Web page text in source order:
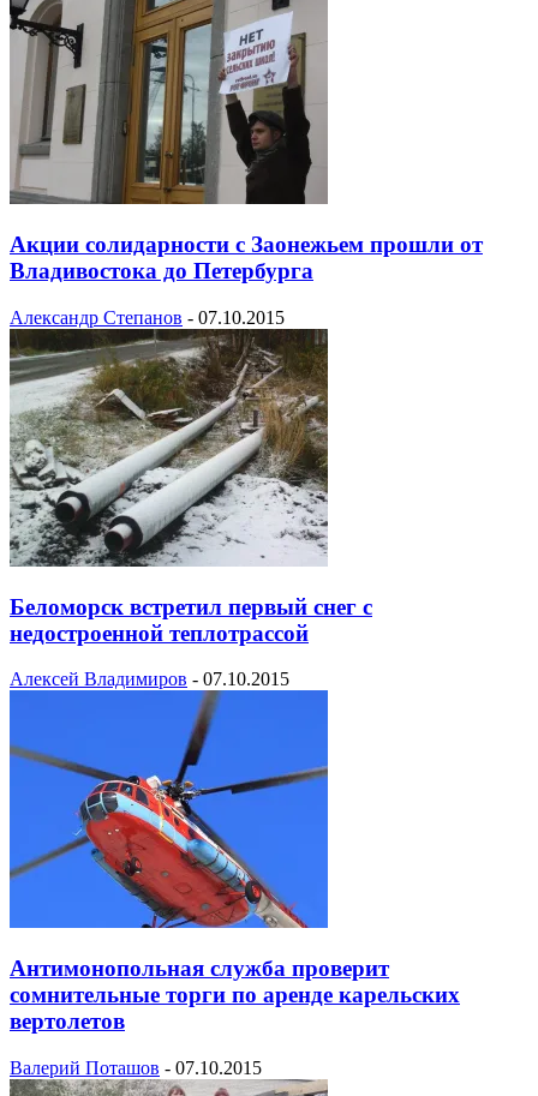
Акции солидарности с Заонежьем прошли от
Владивостока до Петербурга
Александр Степанов - 07.10.2015
Беломорск встретил первый снег с
недостроенной теплотрассой
Алексей Владимиров - 07.10.2015
Антимонопольная служба проверит
сомнительные торги по аренде карельских
вертолетов
Валерий Поташов - 07.10.2015